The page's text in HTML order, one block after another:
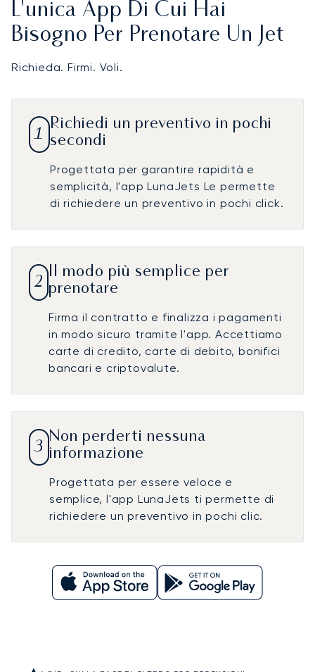
L'unica App Di Cui Hai
Bisogno Per Prenotare Un Jet
Richieda. Firmi. Voli.
1
Richiedi un preventivo in pochi
secondi
Progettata per garantire rapidità e
semplicità, l'app LunaJets Le permette
di richiedere un preventivo in pochi click.
2
Il modo più semplice per
prenotare
Firma il contratto e finalizza i pagamenti
in modo sicuro tramite l'app. Accettiamo
carte di credito, carte di debito, bonifici
bancari e criptovalute.
3
Non perderti nessuna
informazione
Progettata per essere veloce e
semplice, l'app LunaJets ti permette di
richiedere un preventivo in pochi clic.